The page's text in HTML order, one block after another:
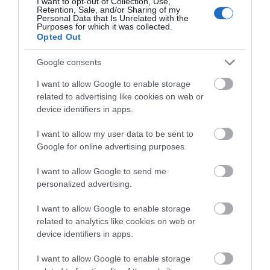
Retention, Sale, and/or Sharing of my
Personal Data that Is Unrelated with the
Purposes for which it was collected.
Opted Out
Google consents
I want to allow Google to enable storage
related to advertising like cookies on web or
device identifiers in apps.
I want to allow my user data to be sent to
Google for online advertising purposes.
I want to allow Google to send me
personalized advertising.
I want to allow Google to enable storage
related to analytics like cookies on web or
device identifiers in apps.
I want to allow Google to enable storage
τηλέφωνα
09.08.2026 | 10:40
Γνωρίζατε ότι υπάρχει Λουτράκι
και στην Εύβοια;
09.08.2026 | 10:20
Μεγάλο συναυλία σήμερα στην
βιολιού!
09.08.2026 | 10:00
Χωρίς ρεύμα σήμερα Κυριακή 9,
Αυγούστου πολλές περιοχές στην
09.08.2026 | 09:40
Ιωάννη του Ρώσσου λειτούργησε
χθες ο Μητροπολίτης Χαλκίδος
Όλες οι τελευταίες ειδήσεις
ΠΕΡΙΣΣΟΤΕΡΑ ΑΠΟ ΑΘΛΗΤΙΚΑ
επιστρέφει στην
μπάλα των ιστορικών
γκολ του Μαραντόνα